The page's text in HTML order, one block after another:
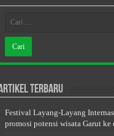
Terbaru
Festival Layang-Layang
promosi potensi wisata Garut ke